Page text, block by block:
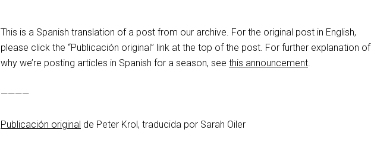
This is a Spanish translation of a post from our archive. For the original post in English,
please click the “Publicación original” link at the top of the post. For further explanation of
why we’re posting articles in Spanish for a season, see this announcement.
————
Publicación original de Peter Krol, traducida por Sarah Oiler